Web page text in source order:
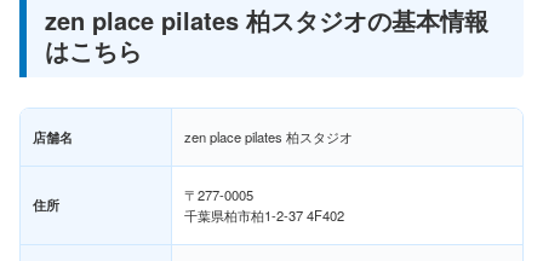
zen place pilates 柏スタジオの基本情報
はこちら
店舗名 zen place pilates 柏スタジオ
住所
〒277-0005
千葉県柏市柏1-2-37 4F402